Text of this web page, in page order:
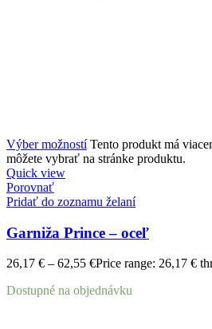
Výber možností Tento produkt má
môžete vybrať na stránke produktu.
Quick view
Porovnať
Pridať do zoznamu želaní
Garniža Prince – oceľ
26,17 € – 62,55 €Price range: 26,17 €
Dostupné na objednávku